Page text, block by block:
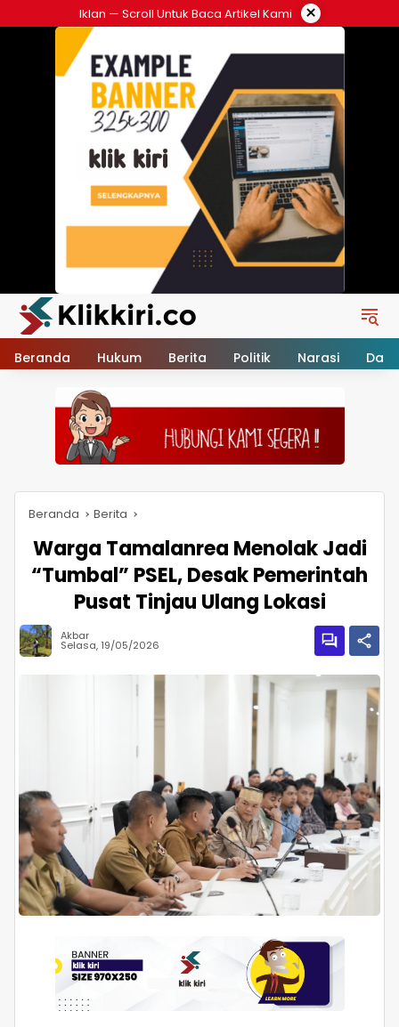
ke
Iklan — Scroll Untuk Baca Artikel Kami ×
Beranda Hukum Berita Politik Narasi
Beranda Berita
Warga Tamalanrea Menolak Jadi
“Tumbal” PSEL, Desak Pemerintah
Pusat Tinjau Ulang Lokasi
Akbar
Selasa, 19/05/2026